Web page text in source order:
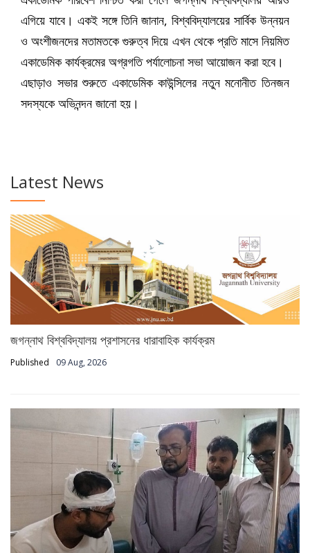
এগিয়ে যাবে। একই সঙ্গে তিনি জানান, বিশ্ববিদ্যালয়ের সার্বিক উন্নয়ন
ও অংশীজনদের মতামতকে গুরুত্ব দিয়ে এখন থেকে প্রতি মাসে নিয়মিত
একাডেমিক কার্যক্রমের অগ্রগতি পর্যালোচনা সভা আয়োজন করা হবে।
এছাড়াও সভার শুরুতে একাডেমিক কাউন্সিলের নতুন মনোনীত তিনজন
সদস্যকে অভিনন্দন জানো হয়।
Latest News
জগন্নাথ বিশ্ববিদ্যালয় প্রশাসনের ধারাবাহিক কার্যক্রম
Published 09 Aug, 2026